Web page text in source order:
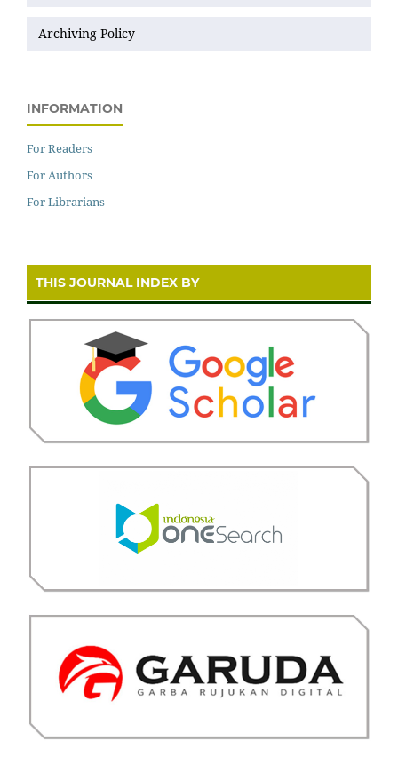
Archiving Policy
INFORMATION
For Readers
For Authors
For Librarians
THIS JOURNAL INDEX BY